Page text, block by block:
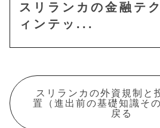
スリランカの金融テ
ィンテッ...
スリランカの外資規制と
置（進出前の基礎知識そ
戻る